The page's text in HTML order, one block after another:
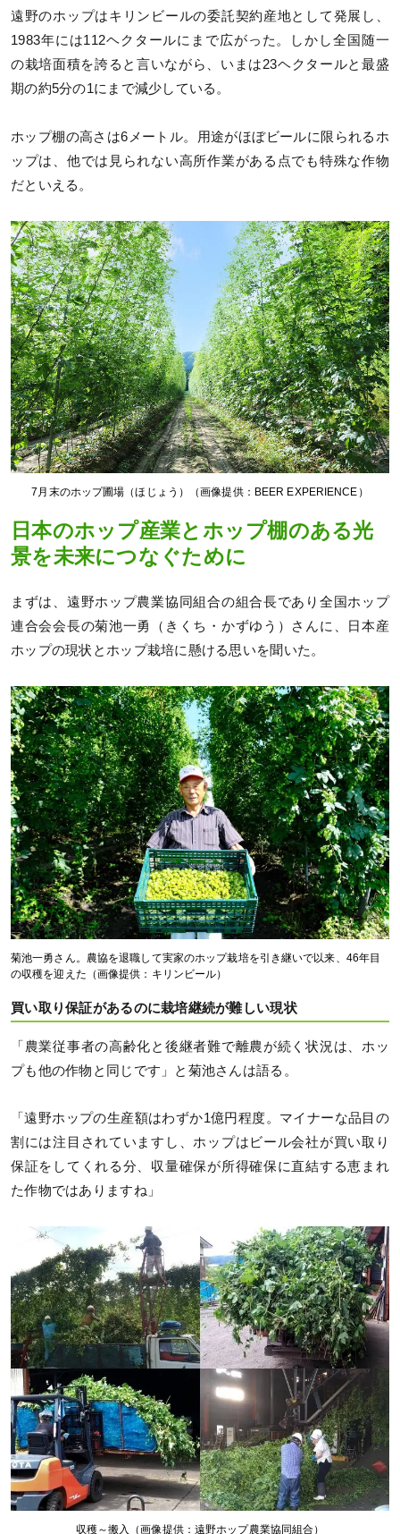
遠野のホップはキリンビールの委託契約産地として発展し、
1983年には112ヘクタールにまで広がった。しかし全国随一
の栽培面積を誇ると言いながら、いまは23ヘクタールと最盛
期の約5分の1にまで減少している。
ホップ棚の高さは6メートル。用途がほぼビールに限られるホ
ップは、他では見られない高所作業がある点でも特殊な作物
だといえる。
7月末のホップ圃場（ほじょう）（画像提供：BEER EXPERIENCE）
日本のホップ産業とホップ棚のある光
景を未来につなぐために
まずは、遠野ホップ農業協同組合の組合長であり全国ホップ
連合会会長の菊池一勇（きくち・かずゆう）さんに、日本産
ホップの現状とホップ栽培に懸ける思いを聞いた。
菊池一勇さん。農協を退職して実家のホップ栽培を引き継いで以来、46年目
の収穫を迎えた（画像提供：キリンビール）
買い取り保証があるのに栽培継続が難しい現状
「農業従事者の高齢化と後継者難で離農が続く状況は、ホッ
プも他の作物と同じです」と菊池さんは語る。
「遠野ホップの生産額はわずか1億円程度。マイナーな品目の
割には注目されていますし、ホップはビール会社が買い取り
保証をしてくれる分、収量確保が所得確保に直結する恵まれ
た作物ではありますね」
収穫～搬入（画像提供：遠野ホップ農業協同組合）